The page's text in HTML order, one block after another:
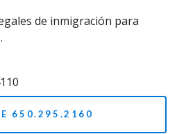
de inmigración para
650.295.2160